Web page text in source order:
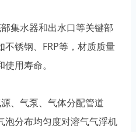
水器和出水口等关键部
锈钢、FRP等，材质质量
用寿命。
气泵、气体分配管道
泡分布均匀度对溶气气浮机